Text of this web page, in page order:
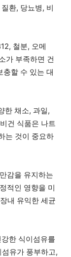
환, 당뇨병, 비
철분, 오메
가 부족하면 건
충할 수 있는 대
한 채소, 과일,
건 식품은 나트
는 것이 중요하
감을 유지하는
적인 영향을 미
내 유익한 세균
한 식이섬유를
유가 풍부하고,